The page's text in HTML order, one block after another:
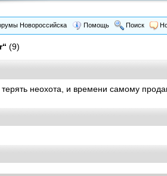
Новороссийска Помощь Поиск
(9)
неохота, и времени самому